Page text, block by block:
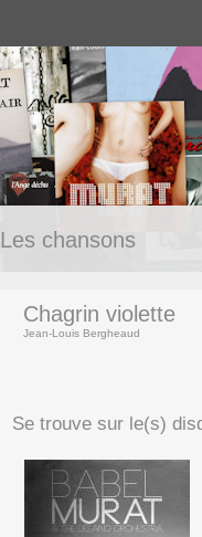
Les chansons
Chagrin violette
Jean-Louis Bergheaud
Se trouve sur le(s)